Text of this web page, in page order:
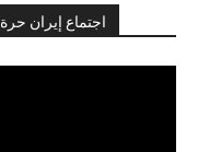
اجتماع إيران حرة 2023: إلى الأمام نحو جمهورية ديمقراطية